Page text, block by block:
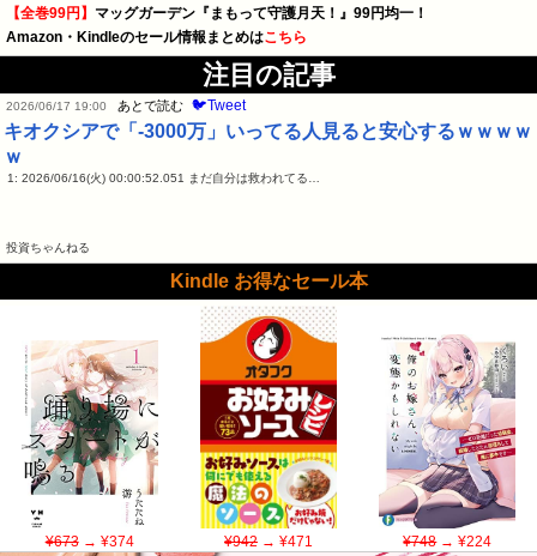
【全巻99円】 マッグガーデン『まもって守護月天！』99円均一！
Amazon・Kindleのセール情報まとめはこちら
注目の記事
2026/06/17 19:00 あとで読む 🐦Tweet
キオクシアで「-3000万」いってる人見ると安心するｗｗｗｗ
ｗ
1: 2026/06/16(火) 00:00:52.051 まだ自分は救われてる…
投資ちゃんねる
Kindle お得なセール本
¥673→ ¥374 ¥942→ ¥471 ¥748→ ¥224